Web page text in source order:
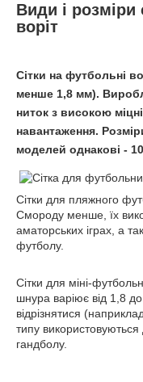
Види і
воріт
Сітки на футбольні
менше 1,8 мм).
ниток з високою
навантаження.
моделей однакові -
Сітки для пляжного
Смороду менше, їх
аматорських іграх, а
футболу.
Сітки для міні-
шнура варіює від 1,8
відрізнятися
типу
гандболу.